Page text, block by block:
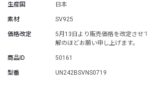
生産国 日本
素材 SV925
価格改定
5月13日より販売価格を改定させ
解のほどお願い申し上げます。
商品ID 50161
型番 UN242BSVNS0719